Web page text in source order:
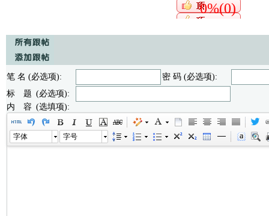
0%(0)
笔 名 (必选项):
密 码 (必选项):
标 题 (必选项):
内 容 (选填项):
字体 字号